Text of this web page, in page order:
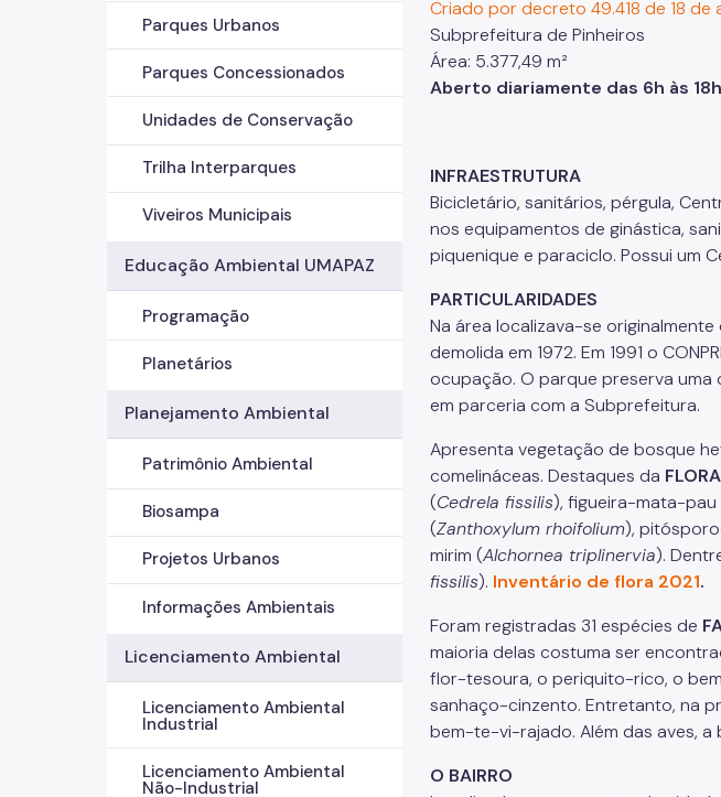
Parques Urbanos
Parques Concessionados
Unidades de Conservação
Trilha Interparques
Viveiros Municipais
Educação Ambiental UMAPAZ
Programação
Planetários
Planejamento Ambiental
Patrimônio Ambiental
Biosampa
Projetos Urbanos
Informações Ambientais
Licenciamento Ambiental
Licenciamento Ambiental
Industrial
Licenciamento Ambiental
Não-Industrial
Criado por decreto 49.418 de 18 de
Subprefeitura de Pinheiros
Área: 5.377,49 m²
Aberto diariamente das 6h às 18h
INFRAESTRUTURA
Bicicletário, sanitários, pérgula,
nos equipamentos de ginástica,
piquenique e paraciclo. Possui um
PARTICULARIDADES
Na área localizava-se
demolida em 1972. Em 1991 o
ocupação. O parque preserva uma
em parceria com a Subprefeitura.
Apresenta vegetação de bosque
comelináceas. Destaques da FLORA
(Cedrela fissilis), figueira-mata-pau
(Zanthoxylum rhoifolium),
mirim (Alchornea triplinervia).
fissilis). Inventário de flora 2021.
Foram registradas 31 espécies de
maioria delas costuma ser
flor-tesoura, o periquito-rico, o
sanhaço-cinzento. Entretanto, na
bem-te-vi-rajado. Além das aves,
O BAIRRO